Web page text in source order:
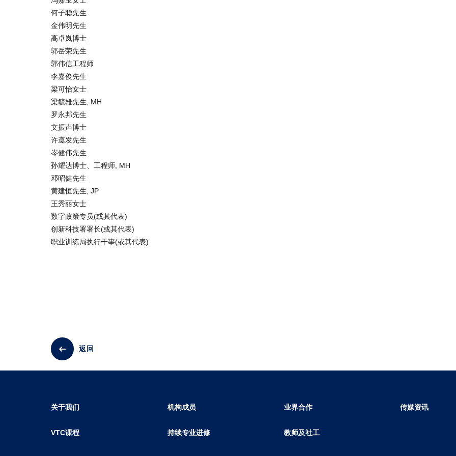
何子聪先生
金伟明先生
高卓岚博士
郭岳荣先生
郭伟信工程师
李嘉俊先生
梁可怡女士
梁毓雄先生, MH
罗永邦先生
文振声博士
许遵发先生
岑健伟先生
孙耀达博士、工程师, MH
邓昭健先生
黄建恒先生, JP
王秀丽女士
数字政策专员(或其代表)
创新科技署署长(或其代表)
职业训练局执行干事(或其代表)
返回
关于我们 机构成员 业界合作 传媒资讯
VTC课程 持续专业进修 教师及社工